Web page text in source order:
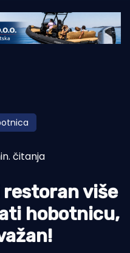
čitanja
više
hobotnicu,